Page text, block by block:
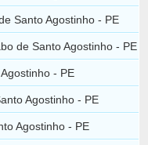
Santo Agostinho - PE
de Santo Agostinho - PE
- PE
Agostinho - PE
Agostinho - PE